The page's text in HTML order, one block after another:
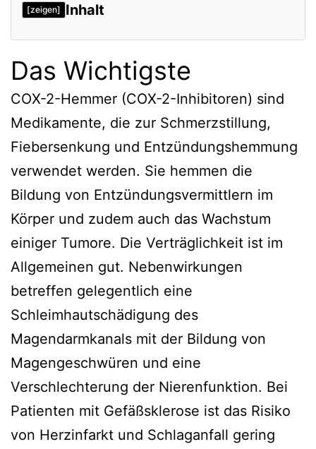
[zeigen] Inhalt
Das Wichtigste
COX-2-Hemmer (COX-2-Inhibitoren) sind
Medikamente, die zur Schmerzstillung,
Fiebersenkung und Entzündungshemmung
verwendet werden. Sie hemmen die
Bildung von Entzündungsvermittlern im
Körper und zudem auch das Wachstum
einiger Tumore. Die Verträglichkeit ist im
Allgemeinen gut. Nebenwirkungen
betreffen gelegentlich eine
Schleimhautschädigung des
Magendarmkanals mit der Bildung von
Magengeschwüren und eine
Verschlechterung der Nierenfunktion. Bei
Patienten mit Gefäßsklerose ist das Risiko
von Herzinfarkt und Schlaganfall gering